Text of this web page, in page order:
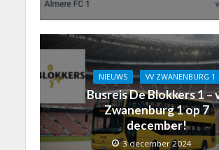
NIEUWS VV ZWANENBURG 1
Busreis De Blokkers 1 –
Zwanenburg 1 op 7
december!
3 december 2024